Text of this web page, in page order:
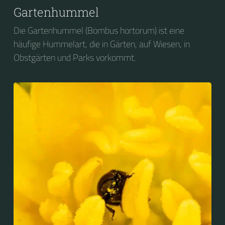
Gartenhummel
Die Gartenhummel (Bombus hortorum) ist eine
häufige Hummelart, die in Gärten, auf Wiesen, in
Obstgärten und Parks vorkommt.